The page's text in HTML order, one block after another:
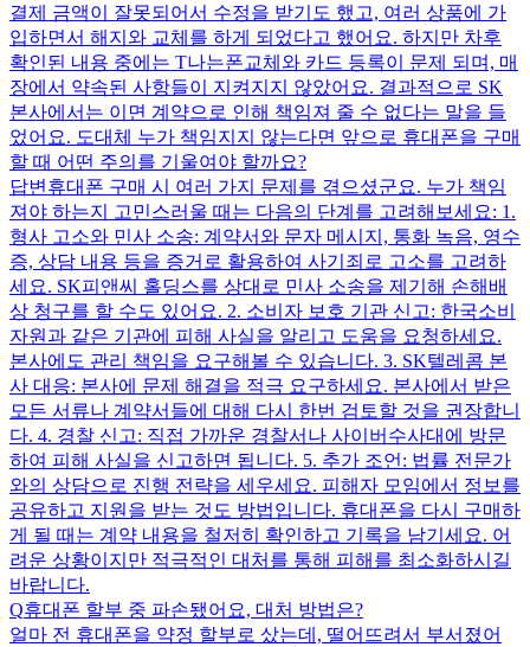
결제 금액이 잘못되어서 수정을 받기도 했고, 여러 상품에 가
입하면서 해지와 교체를 하게 되었다고 했어요. 하지만 차후
확인된 내용 중에는 T나는폰교체와 카드 등록이 문제 되며, 매
장에서 약속된 사항들이 지켜지지 않았어요. 결과적으로 SK
본사에서는 이면 계약으로 인해 책임져 줄 수 없다는 말을 들
었어요. 도대체 누가 책임지지 않는다면 앞으로 휴대폰을 구매
할 때 어떤 주의를 기울여야 할까요?
답변 휴대폰 구매 시 여러 가지 문제를 겪으셨군요. 누가 책임
져야 하는지 고민스러울 때는 다음의 단계를 고려해보세요: 1.
형사 고소와 민사 소송: 계약서와 문자 메시지, 통화 녹음, 영수
증, 상담 내용 등을 증거로 활용하여 사기죄로 고소를 고려하
세요. SK피앤씨 홀딩스를 상대로 민사 소송을 제기해 손해배
상 청구를 할 수도 있어요. 2. 소비자 보호 기관 신고: 한국소비
자원과 같은 기관에 피해 사실을 알리고 도움을 요청하세요.
본사에도 관리 책임을 요구해볼 수 있습니다. 3. SK텔레콤 본
사 대응: 본사에 문제 해결을 적극 요구하세요. 본사에서 받은
모든 서류나 계약서들에 대해 다시 한번 검토할 것을 권장합니
다. 4. 경찰 신고: 직접 가까운 경찰서나 사이버수사대에 방문
하여 피해 사실을 신고하면 됩니다. 5. 추가 조언: 법률 전문가
와의 상담으로 진행 전략을 세우세요. 피해자 모임에서 정보를
공유하고 지원을 받는 것도 방법입니다. 휴대폰을 다시 구매하
게 될 때는 계약 내용을 철저히 확인하고 기록을 남기세요. 어
려운 상황이지만 적극적인 대처를 통해 피해를 최소화하시길
바랍니다.
Q휴대폰 할부 중 파손됐어요, 대처 방법은?
얼마 전 휴대폰을 약정 할부로 샀는데, 떨어뜨려서 부서졌어